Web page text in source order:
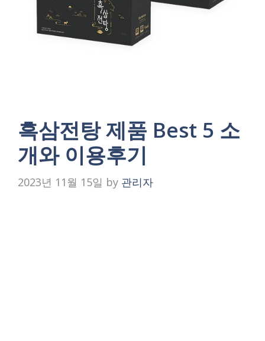
흑삼전탕 제품 Best 5 소
개와 이용후기
2023년 11월 15일 by 관리자